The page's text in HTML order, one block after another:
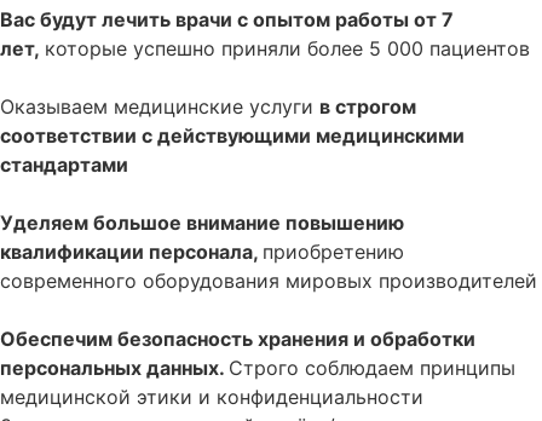
Вас будут лечить врачи с опытом работы от 7
лет, которые успешно приняли более 5 000 пациентов
Оказываем медицинские услуги в строгом
соответствии с действующими медицинскими
стандартами
Уделяем большое внимание повышению
квалификации персонала, приобретению
современного оборудования мировых производителей
Обеспечим безопасность хранения и обработки
персональных данных. Строго соблюдаем принципы
медицинской этики и конфиденциальности